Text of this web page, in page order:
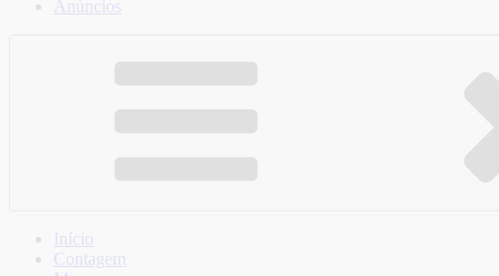
Anúncios
Início
Contagem